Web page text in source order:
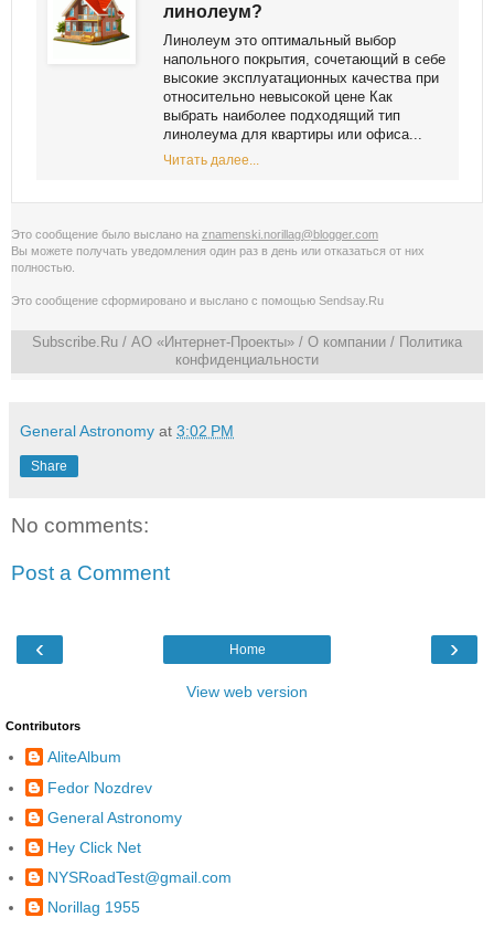
линолеум?
Линолеум это оптимальный выбор
напольного покрытия, сочетающий в себе
высокие эксплуатационных качества при
относительно невысокой цене Как
выбрать наиболее подходящий тип
линолеума для квартиры или офиса...
Читать далее...
Это сообщение было выслано на znamenski.norillag@blogger.com
Вы можете получать уведомления один раз в день или отказаться от них
полностью
Это сообщение сформировано и выслано с помощью Sendsay.Ru
Subscribe.Ru / АО «Интернет-Проекты» / О компании / Политика
конфиденциальности
General Astronomy at 3:02 PM
Share
No comments:
Post a Comment
‹ ›
Home
View web version
Contributors
AliteAlbum
Fedor Nozdrev
General Astronomy
Hey Click Net
NYSRoadTest@gmail.com
Norillag 1955